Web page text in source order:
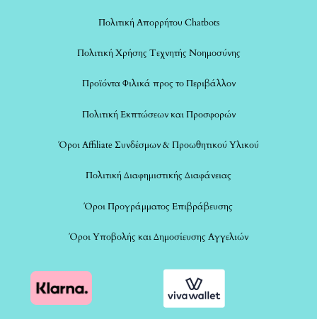
Πολιτική Απορρήτου Chatbots
Πολιτική Χρήσης Τεχνητής Νοημοσύνης
Προϊόντα Φιλικά προς το Περιβάλλον
Πολιτική Εκπτώσεων και Προσφορών
Όροι Affiliate Συνδέσμων & Προωθητικού Υλικού
Πολιτική Διαφημιστικής Διαφάνειας
Όροι Προγράμματος Επιβράβευσης
Όροι Υποβολής και Δημοσίευσης Αγγελιών